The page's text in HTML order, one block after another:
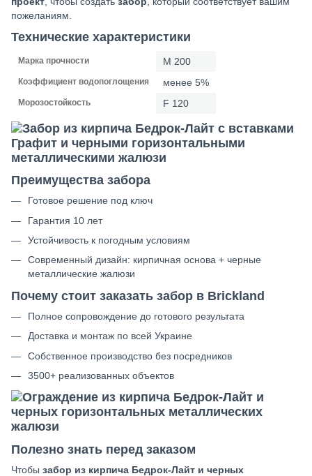
пожеланиям.
Технические характеристики
Марка прочности M 200
Коэффициент водопоглощения менее 5%
Морозостойкость F 120
Преимущества забора
Готовое решение под ключ
Гарантия 10 лет
Устойчивость к погодным условиям
Современный дизайн: кирпичная основа + черные
металлические жалюзи
Почему стоит заказать забор в Brickland
Полное сопровождение до готового результата
Доставка и монтаж по всей Украине
Собственное производство без посредников
3500+ реализованных объектов
Полезно знать перед заказом
Чтобы забор из кирпича Бедрок-Лайт и черных